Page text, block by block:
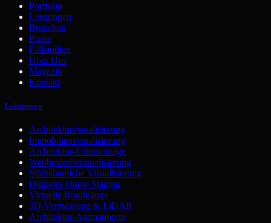
Portfolio
Leistungen
Branchen
Preise
Fallstudien
Über Uns
Magazin
Kontakt
Leistungen
Architekturvisualisierung
Immobilienvisualisierung
Architektur-Fotomontage
Wettbewerbsvisualisierung
Städtebauliche Visualisierung
Digitales Home Staging
Virtuelle Rundgänge
3D-Vermessung & LiDAR
Architektur-Animationen